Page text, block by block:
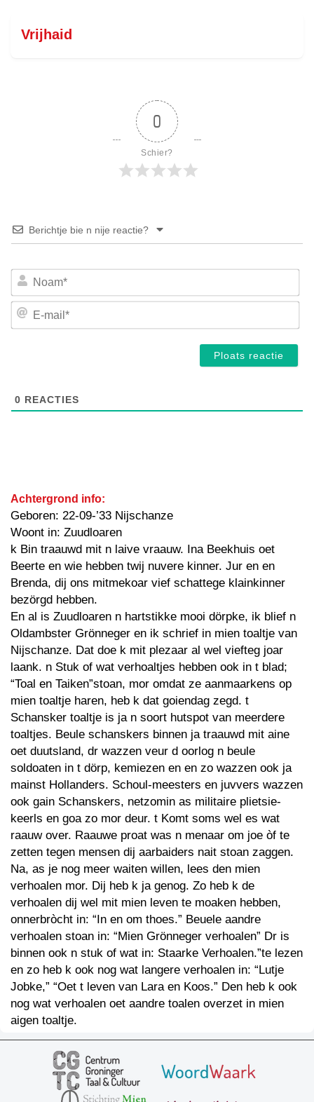
Vrijhaid
0
Schier?
Berichtje bie n nije reactie?
E-
0 REACTIES
Achtergrond info:
Geboren: 22-09-’33 Nijschanze
Woont in: Zuudloaren
k Bin traauwd mit n laive vraauw. Ina Beekhuis oet
Beerte en wie hebben twij nuvere kinner. Jur en en
Brenda, dij ons mitmekoar vief schattege klainkinner
bezörgd hebben.
En al is Zuudloaren n hartstikke mooi dörpke, ik blief n
Oldambster Grönneger en ik schrief in mien toaltje van
Nijschanze. Dat doe k mit plezaar al wel viefteg joar
laank. n Stuk of wat verhoaltjes hebben ook in t blad;
“Toal en Taiken”stoan, mor omdat ze aanmaarkens op
mien toaltje haren, heb k dat goiendag zegd. t
Schansker toaltje is ja n soort hutspot van meerdere
toaltjes. Beule schanskers binnen ja traauwd mit aine
oet duutsland, dr wazzen veur d oorlog n beule
soldoaten in t dörp, kemiezen en en zo wazzen ook ja
mainst Hollanders. Schoul-meesters en juvvers wazzen
ook gain Schanskers, netzomin as militaire plietsie-
keerls en goa zo mor deur. t Komt soms wel es wat
raauw over. Raauwe proat was n menaar om joe òf te
zetten tegen mensen dij aarbaiders nait stoan zaggen.
Na, as je nog meer waiten willen, lees den mien
verhoalen mor. Dij heb k ja genog. Zo heb k de
verhoalen dij wel mit mien leven te moaken hebben,
onnerbròcht in: “In en om thoes.” Beuele aandre
verhoalen stoan in: “Mien Grönneger verhoalen” Dr is
binnen ook n stuk of wat in: Staarke Verhoalen.”te lezen
en zo heb k ook nog wat langere verhoalen in: “Lutje
Jobke,” “Oet t leven van Lara en Koos.” Den heb k ook
nog wat verhoalen oet aandre toalen overzet in mien
aigen toaltje.